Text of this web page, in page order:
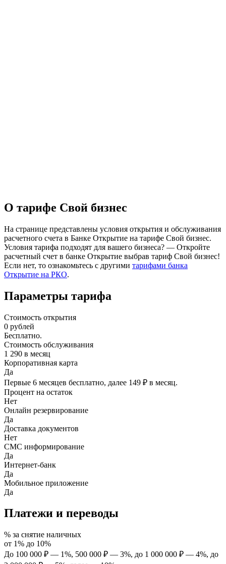
О тарифе Свой бизнес
На странице представлены условия открытия и обслуживания
расчетного счета в Банке Открытие на тарифе Свой бизнес.
Условия тарифа подходят для вашего бизнеса? — Откройте
расчетный счет в банке Открытие выбрав тариф Свой бизнес!
Если нет, то ознакомьтесь с другими тарифами банка
Открытие на РКО.
Параметры тарифа
Стоимость открытия
0 рублей
Бесплатно.
Стоимость обслуживания
1 290 в месяц
Корпоративная карта
Да
Первые 6 месяцев бесплатно, далее 149 ₽ в месяц.
Процент на остаток
Нет
Онлайн резервирование
Да
Доставка документов
Нет
СМС информирование
Да
Интернет-банк
Да
Мобильное приложение
Да
Платежи и переводы
% за снятие наличных
от 1% до 10%
До 100 000 ₽ — 1%, 500 000 ₽ — 3%, до 1 000 000 ₽ — 4%, до